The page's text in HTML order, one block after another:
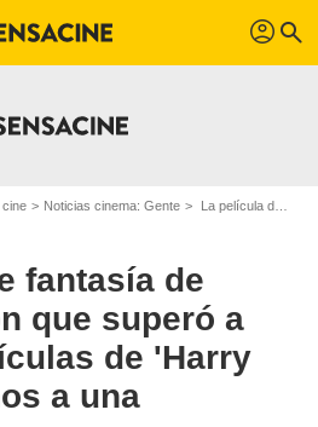
profil search
cine Noticias cinema: Gente La película de fantasía de Emma Watson que superó a todas las películas de 'Harry Potter'... Menos a una
fantasía de
que superó a
de 'Harry
a una